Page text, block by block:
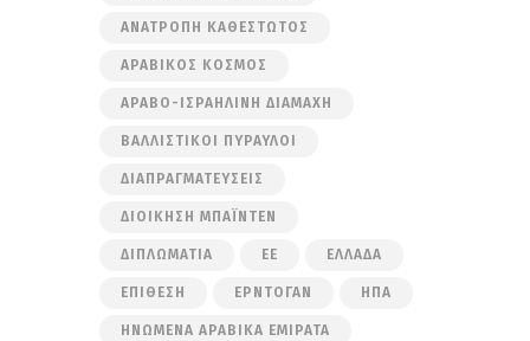
ΑΝΑΤΡΟΠΉ ΚΑΘΕΣΤΏΤΟΣ
ΑΡΑΒΙΚΌΣ ΚΌΣΜΟΣ
ΑΡΑΒΟ-ΙΣΡΑΗΛΙΝΉ ΔΙΑΜΆΧΗ
ΒΑΛΛΙΣΤΙΚΟΊ ΠΎΡΑΥΛΟΙ
ΔΙΑΠΡΑΓΜΑΤΕΎΣΕΙΣ
ΔΙΟΊΚΗΣΗ ΜΠΆΙΝΤΕΝ
ΔΙΠΛΩΜΑΤΊΑ ΕΕ ΕΛΛΆΔΑ
ΕΠΊΘΕΣΗ ΕΡΝΤΟΓΆΝ ΗΠΑ
ΗΝΩΜΈΝΑ ΑΡΑΒΙΚΆ ΕΜΙΡΆΤΑ